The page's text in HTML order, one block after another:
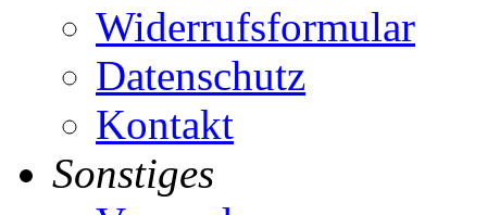
Widerrufsformular
Datenschutz
Kontakt
Sonstiges